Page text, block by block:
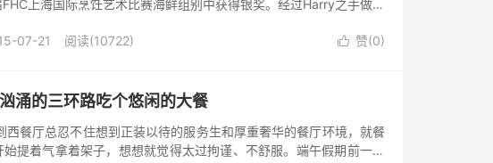
上海国际烹饪艺术比赛海鲜组别中获得银奖。经过Harry之手做出
 赞(0)
07-21 阅读(10722)
汹涌的三环路吃个悠闲的大餐
西餐厅总忍不住想到正装以待的服务生和厚重奢华的餐厅环境，就餐
提着气拿着架子，想想就觉得太过拘谨、不舒服。端午假期前一天